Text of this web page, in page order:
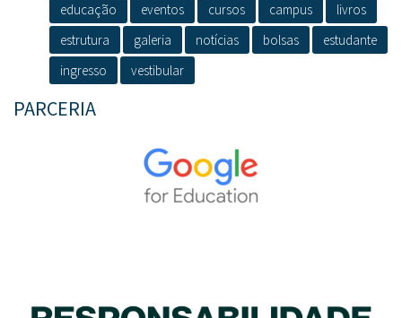
educação eventos cursos campus
livros
estrutura
galeria notícias bolsas
estudante
ingresso
vestibular
PARCERIA